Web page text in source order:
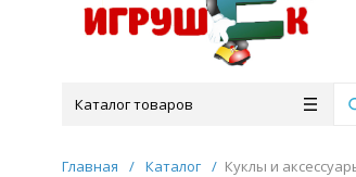
Каталог товаров
Главная / Каталог / Куклы и